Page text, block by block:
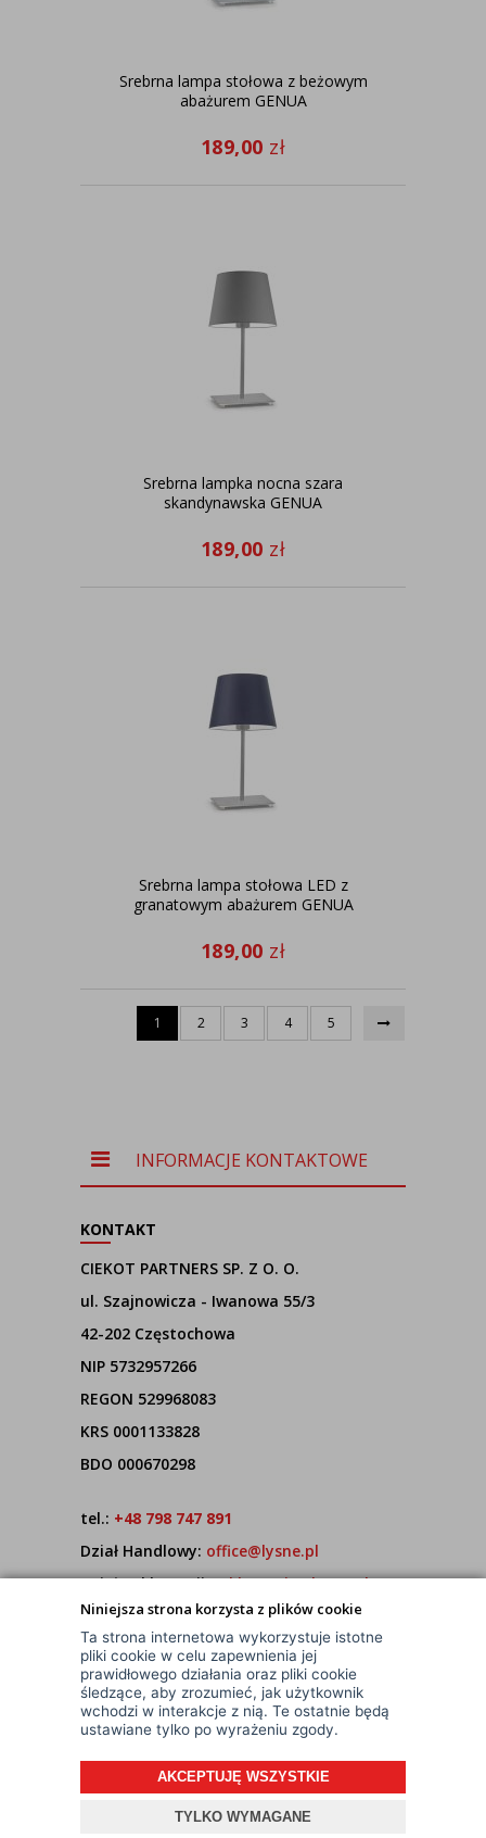
Niniejsza strona korzysta z plików cookie
Ta strona internetowa wykorzystuje istotne
pliki cookie w celu zapewnienia jej
prawidłowego działania oraz pliki cookie
śledzące, aby zrozumieć, jak użytkownik
wchodzi w interakcje z nią. Te ostatnie będą
ustawiane tylko po wyrażeniu zgody.
AKCEPTUJĘ WSZYSTKIE
TYLKO WYMAGANE
Srebrna lampa stołowa z beżowym
abażurem GENUA
189,00 zł
Srebrna lampka nocna szara
skandynawska GENUA
189,00 zł
Srebrna lampa stołowa LED z
granatowym abażurem GENUA
189,00 zł
1 2 3 4 5
INFORMACJE KONTAKTOWE
KONTAKT
CIEKOT PARTNERS SP. Z O. O.
ul. Szajnowicza - Iwanowa 55/3
42-202 Częstochowa
NIP 5732957266
REGON 529968083
KRS 0001133828
BDO 000670298
tel.: +48 798 747 891
Dział Handlowy: office@lysne.pl
Dział Reklamacji:reklamacje@lysne.pl
Pracujemy od poniedziałku do piątku w godz.
7:00 - 15:00